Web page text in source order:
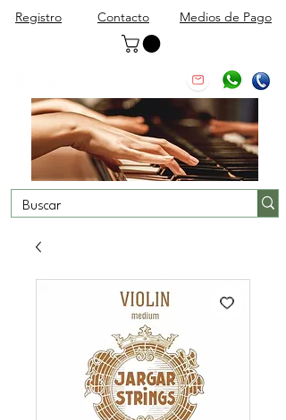
Registro Contacto Medios de Pago